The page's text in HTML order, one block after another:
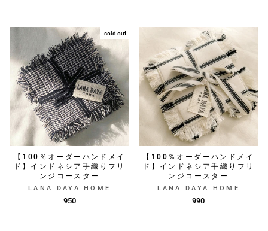
sold out
【100％オーダーハンドメイ
ド】インドネシア手織りフリ
ンジコースター
LANA DAYA HOME
950
【100％オーダーハンドメイ
ド】インドネシア手織りフリ
ンジコースター
LANA DAYA HOME
990